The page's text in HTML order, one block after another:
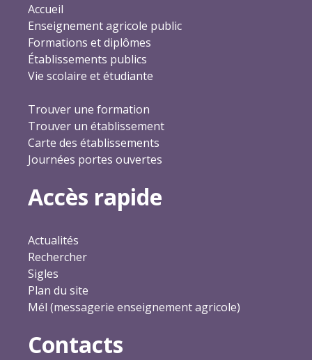
Accueil
Enseignement agricole public
Formations et diplômes
Établissements publics
Vie scolaire et étudiante
Trouver une formation
Trouver un établissement
Carte des établissements
Journées portes ouvertes
Accès rapide
Actualités
Rechercher
Sigles
Plan du site
Mél (messagerie enseignement agricole)
Contacts